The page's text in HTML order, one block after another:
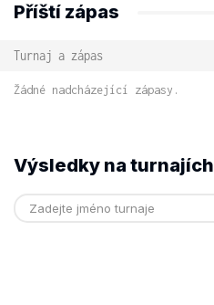
Příští zápas
Turnaj a zápas
Žádné nadcházející zápasy.
Výsledky na turnajích